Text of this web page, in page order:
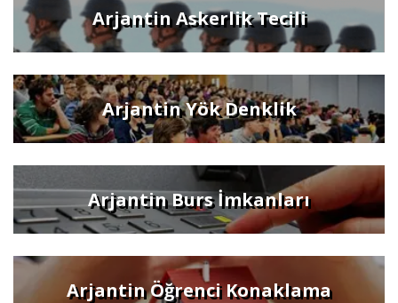
Arjantin Askerlik Tecili
Arjantin Yök Denklik
Arjantin Burs İmkanları
Arjantin Öğrenci Konaklama